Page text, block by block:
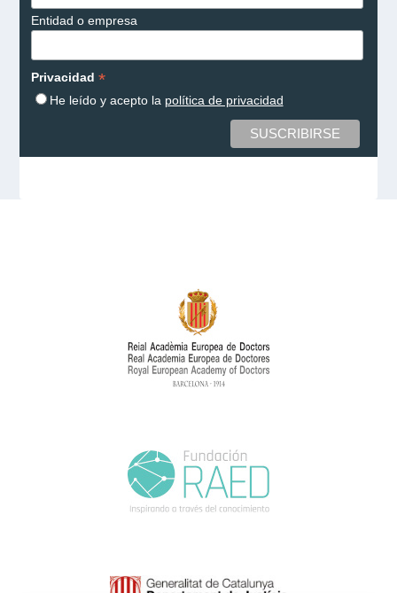
Entidad o empresa
Privacidad *
He leído y acepto la política de privacidad